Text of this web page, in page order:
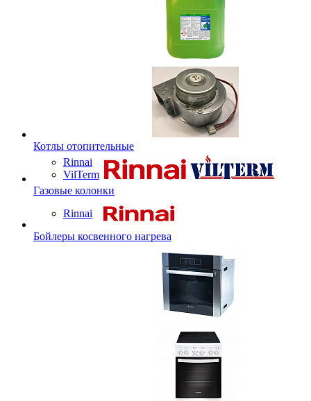
Котлы отопительные
Rinnai
VilTerm
Газовые колонки
Rinnai
Бойлеры косвенного нагрева